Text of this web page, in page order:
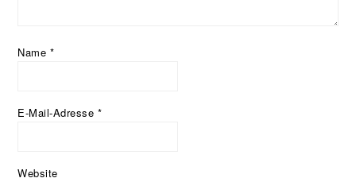
Name *
E-Mail-Adresse *
Website